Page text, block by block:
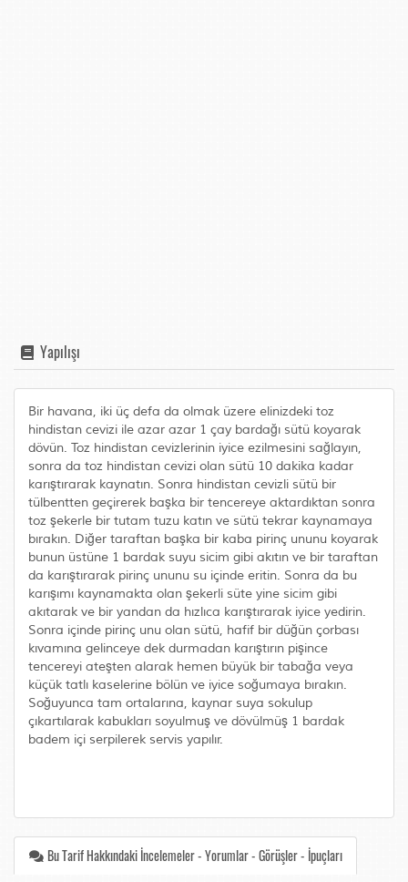
Yapılışı
Bir havana, iki üç defa da olmak üzere elinizdeki toz
hindistan cevizi ile azar azar 1 çay bardağı sütü koyarak
dövün. Toz hindistan cevizlerinin iyice ezilmesini sağlayın,
sonra da toz hindistan cevizi olan sütü 10 dakika kadar
karıştırarak kaynatın. Sonra hindistan cevizli sütü bir
tülbentten geçirerek başka bir tencereye aktardıktan sonra
toz şekerle bir tutam tuzu katın ve sütü tekrar kaynamaya
bırakın. Diğer taraftan başka bir kaba pirinç ununu koyarak
bunun üstüne 1 bardak suyu sicim gibi akıtın ve bir taraftan
da karıştırarak pirinç ununu su içinde eritin. Sonra da bu
karışımı kaynamakta olan şekerli süte yine sicim gibi
akıtarak ve bir yandan da hızlıca karıştırarak iyice yedirin.
Sonra içinde pirinç unu olan sütü, hafif bir düğün çorbası
kıvamına gelinceye dek durmadan karıştırın pişince
tencereyi ateşten alarak hemen büyük bir tabağa veya
küçük tatlı kaselerine bölün ve iyice soğumaya bırakın.
Soğuyunca tam ortalarına, kaynar suya sokulup
çıkartılarak kabukları soyulmuş ve dövülmüş 1 bardak
badem içi serpilerek servis yapılır.
Bu Tarif Hakkındaki İncelemeler - Yorumlar - Görüşler - İpuçları